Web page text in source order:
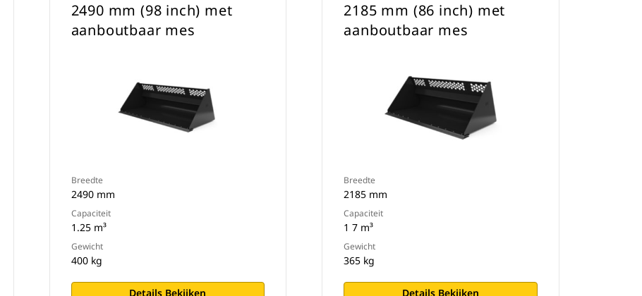
2490 mm (98 inch) met
aanboutbaar mes
Breedte
2490 mm
Capaciteit
1.25 m³
Gewicht
400 kg
Details Bekijken
2185 mm (86 inch) met
aanboutbaar mes
Breedte
2185 mm
Capaciteit
1 7 m³
Gewicht
365 kg
Details Bekijken